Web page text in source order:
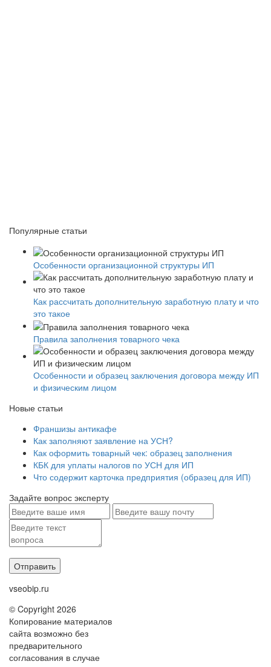
Популярные статьи
Особенности организационной структуры ИП
Как рассчитать дополнительную заработную плату и что
это такое
Правила заполнения товарного чека
Особенности и образец заключения договора между ИП
и физическим лицом
Новые статьи
Франшизы антикафе
Как заполняют заявление на УСН?
Как оформить товарный чек: образец заполнения
КБК для уплаты налогов по УСН для ИП
Что содержит карточка предприятия (образец для ИП)
Задайте вопрос эксперту
vseobip.ru
© Copyright 2026
Копирование материалов
сайта возможно без
предварительного
согласования в случае